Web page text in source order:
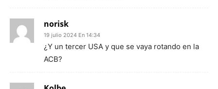
norisk
19 julio 2024 En 14:34
¿Y un tercer USA y que se vaya rotando en la
ACB?